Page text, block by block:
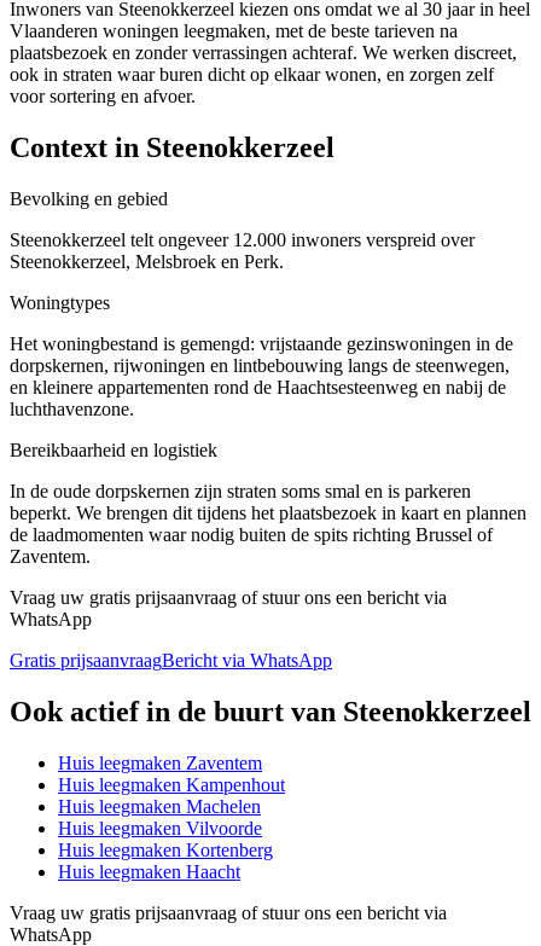
Inwoners van Steenokkerzeel kiezen ons omdat we al 30 jaar in heel
Vlaanderen woningen leegmaken, met de beste tarieven na
plaatsbezoek en zonder verrassingen achteraf. We werken discreet,
ook in straten waar buren dicht op elkaar wonen, en zorgen zelf
voor sortering en afvoer.
Context in Steenokkerzeel
Bevolking en gebied
Steenokkerzeel telt ongeveer 12.000 inwoners verspreid over
Steenokkerzeel, Melsbroek en Perk.
Woningtypes
Het woningbestand is gemengd: vrijstaande gezinswoningen in de
dorpskernen, rijwoningen en lintbebouwing langs de steenwegen,
en kleinere appartementen rond de Haachtsesteenweg en nabij de
luchthavenzone.
Bereikbaarheid en logistiek
In de oude dorpskernen zijn straten soms smal en is parkeren
beperkt. We brengen dit tijdens het plaatsbezoek in kaart en plannen
de laadmomenten waar nodig buiten de spits richting Brussel of
Zaventem.
Vraag uw gratis prijsaanvraag of stuur ons een bericht via
WhatsApp
Gratis prijsaanvraagBericht via WhatsApp
Ook actief in de buurt van Steenokkerzeel
Huis leegmaken Zaventem
Huis leegmaken Kampenhout
Huis leegmaken Machelen
Huis leegmaken Vilvoorde
Huis leegmaken Kortenberg
Huis leegmaken Haacht
Vraag uw gratis prijsaanvraag of stuur ons een bericht via
WhatsApp